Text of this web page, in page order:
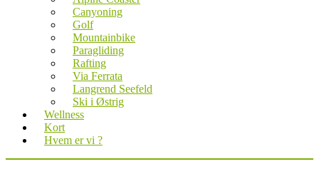
Canyoning
Golf
Mountainbike
Paragliding
Rafting
Via Ferrata
Langrend Seefeld
Ski i Østrig
Wellness
Kort
Hvem er vi ?